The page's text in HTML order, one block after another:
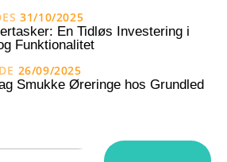
31/10/2025
En Tidløs Investering i
Funktionalitet
26/09/2025
Smukke Øreringe hos Grundled